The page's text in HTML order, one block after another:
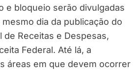
e bloqueio serão divulgadas
dia da publicação do
de Receitas e Despesas,
Federal. Até lá, a
áreas em que devem ocorrer